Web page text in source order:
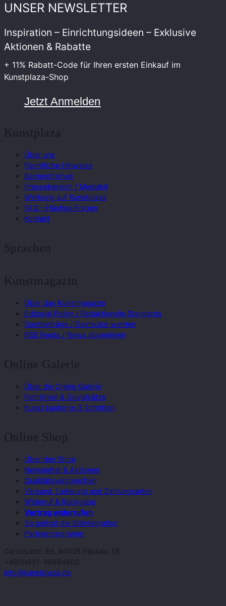
UNSER NEWSLETTER
Inspiration – Einrichtungsideen – Exklusive
Aktionen & Rabatte
+ 11% Rabatt-Code für Ihren ersten Einkauf im
Kunstplaza-Shop
Jetzt Anmelden
Kunstplaza
Über uns
Rechtliche Hinweise
Barrierefreiheit
Pressebereich / Mediakit
Werbung auf Kunstplaza
FAQ – Häufige Fragen
Kontakt
Sprachen
Kunstmagazin
Über das Kunstmagazin
Editorial Policy / Redaktionelle Standards
Gastbeiträge / Gastautor werden
RSS Feeds / News abonnieren
Online Galerie
Über die Online Galerie
Richtlinien & Grundsätze
Kunst kaufen in 3 Schritten
Online Shop
Über den Shop
Newsletter & Aktionen
Qualitätsversprechen
Versand, Lieferung und Zahlungsarten
Widerruf & Rückgabe
Vertrag widerrufen
So gelingt die Stilintegration
Partnerprogramm
Carossastr. 8d, 94036 Passau, DE
+49(0)851-96684600
info@kunstplaza.de